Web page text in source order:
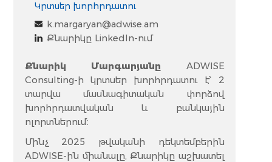
Կրտսեր խորհրդատու
k.margaryan@adwise.am
Քնարիկը LinkedIn-ում
Քնարիկ Մարգարյանը ADWISE
Consulting-ի կրտսեր խորհրդատու է՝ 2
տարվա մասնագիտական ​​փորձով
խորհրդատվական և բանկային
ոլորտներում։
Մինչ 2025 թվականի դեկտեմբերին
ADWISE-ին միանալը, Քնարիկը աշխատել